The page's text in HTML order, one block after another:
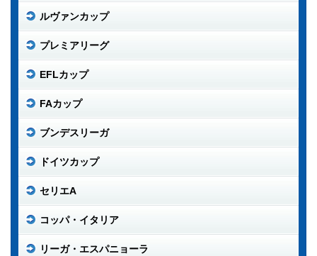
ルヴァンカップ
プレミアリーグ
EFLカップ
FAカップ
ブンデスリーガ
ドイツカップ
セリエA
コッパ・イタリア
リーガ・エスパニョーラ